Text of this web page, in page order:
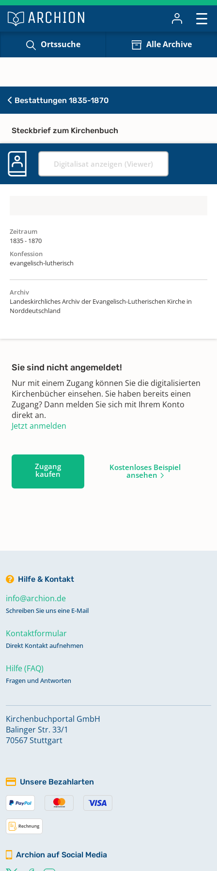
Ortssuche Alle Archive
Bestattungen 1835-1870
Steckbrief zum Kirchenbuch
Digitalisat anzeigen (Viewer)
Zeitraum
1835 - 1870
Konfession
evangelisch-lutherisch
Archiv
Landeskirchliches Archiv der Evangelisch-Lutherischen Kirche in
Norddeutschland
Sie sind nicht angemeldet!
Nur mit einem Zugang können Sie die digitalisierten
Kirchenbücher einsehen. Sie haben bereits einen
Zugang? Dann melden Sie sich mit Ihrem Konto
direkt an.
Jetzt anmelden
Zugang
kaufen
Kostenloses Beispiel
ansehen
Hilfe & Kontakt
info@archion.de
Schreiben Sie uns eine E-Mail
Kontaktformular
Direkt Kontakt aufnehmen
Hilfe (FAQ)
Fragen und Antworten
Kirchenbuchportal GmbH
Balinger Str. 33/1
70567 Stuttgart
Unsere Bezahlarten
Archion auf Social Media